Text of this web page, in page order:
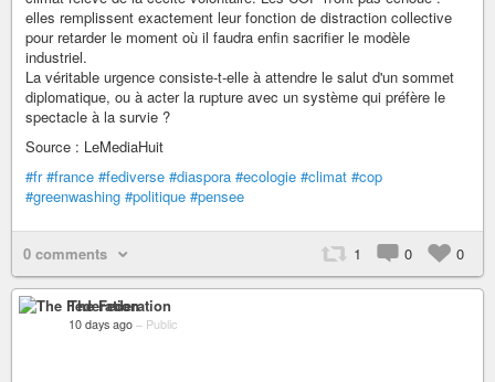
elles remplissent exactement leur fonction de distraction collective
pour retarder le moment où il faudra enfin sacrifier le modèle
industriel.
La véritable urgence consiste-t-elle à attendre le salut d'un sommet
diplomatique, ou à acter la rupture avec un système qui préfère le
spectacle à la survie ?
Source : LeMediaHuit
#fr #france #fediverse #diaspora #ecologie #climat #cop
#greenwashing #politique #pensee
0 comments 1 0 0
The Federation
10 days ago – Public